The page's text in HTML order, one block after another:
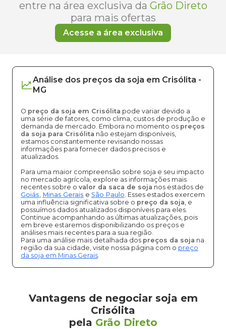
entre na área exclusiva da Grão Direto
para mais ofertas
Acesse a área exclusiva
Análise dos preços da soja em Crisólita -
MG
O preço da soja em Crisólita pode variar devido a
uma série de fatores, como clima, custos de produção e
demanda de mercado. Embora no momento os preços
da soja para Crisólita não estejam disponíveis,
estamos constantemente revisando nossas
informações para fornecer dados precisos e
atualizados.
Para uma maior compreensão sobre soja e seu impacto
no mercado agrícola, explore as informações mais
recentes sobre o valor da saca de soja nos estados de
Goiás, Minas Gerais e São Paulo. Esses estados exercem
uma influência significativa sobre o preço da soja, e
possuímos dados atualizados disponíveis para eles.
Continue acompanhando as últimas atualizações, pois
em breve estaremos disponibilizando os preços e
análises mais recentes para a sua região.
Para uma análise mais detalhada dos preços da soja na
região da sua cidade, visite nossa página com o preço
da soja em Minas Gerais.
Vantagens de negociar soja em
Crisólita
pela Grão Direto